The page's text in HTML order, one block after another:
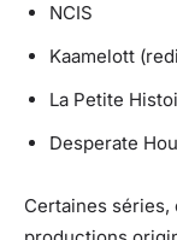
NCIS
Kaamelott
La Petite
Desperate
Certaines séries,